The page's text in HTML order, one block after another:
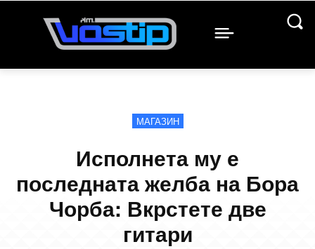
МАГАЗИН
Исполнета му е
последната желба на Бора
Чорба: Вкрстете две
гитари